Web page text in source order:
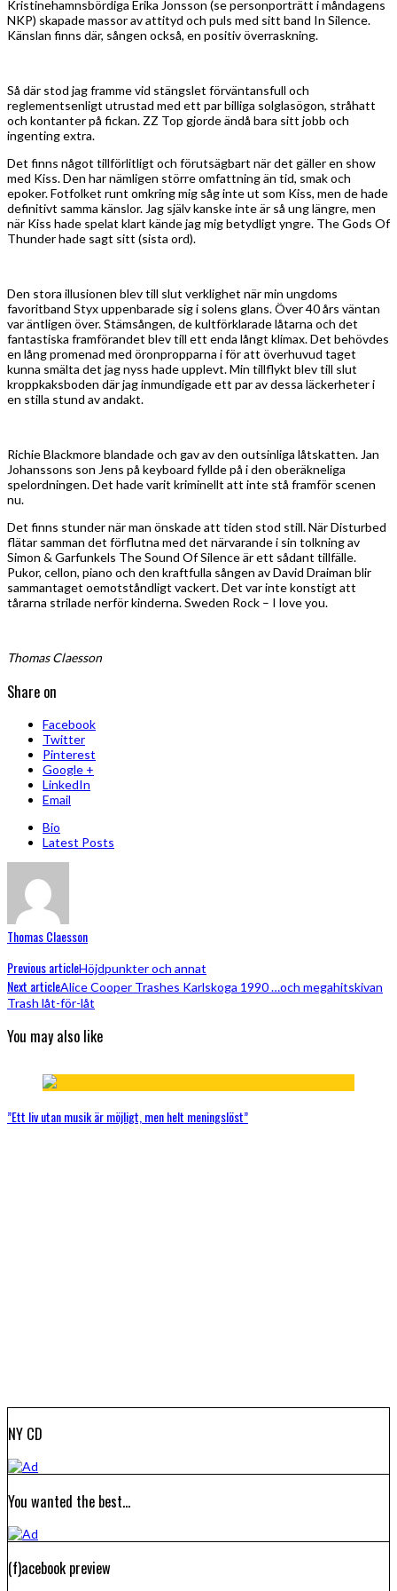
Kristinehamnsbördiga Erika Jonsson (se personporträtt i måndagens
NKP) skapade massor av attityd och puls med sitt band In Silence.
Känslan finns där, sången också, en positiv överraskning.
Så där stod jag framme vid stängslet förväntansfull och
reglementsenligt utrustad med ett par billiga solglasögon, stråhatt
och kontanter på fickan. ZZ Top gjorde ändå bara sitt jobb och
ingenting extra.
Det finns något tillförlitligt och förutsägbart när det gäller en show
med Kiss. Den har nämligen större omfattning än tid, smak och
epoker. Fotfolket runt omkring mig såg inte ut som Kiss, men de hade
definitivt samma känslor. Jag själv kanske inte är så ung längre, men
när Kiss hade spelat klart kände jag mig betydligt yngre. The Gods Of
Thunder hade sagt sitt (sista ord).
Den stora illusionen blev till slut verklighet när min ungdoms
favoritband Styx uppenbarade sig i solens glans. Över 40 års väntan
var äntligen över. Stämsången, de kultförklarade låtarna och det
fantastiska framförandet blev till ett enda långt klimax. Det behövdes
en lång promenad med öronpropparna i för att överhuvud taget
kunna smälta det jag nyss hade upplevt. Min tillflykt blev till slut
kroppkaksboden där jag inmundigade ett par av dessa läckerheter i
en stilla stund av andakt.
Richie Blackmore blandade och gav av den outsinliga låtskatten. Jan
Johanssons son Jens på keyboard fyllde på i den oberäkneliga
spelordningen. Det hade varit kriminellt att inte stå framför scenen
nu.
Det finns stunder när man önskade att tiden stod still. När Disturbed
flätar samman det förflutna med det närvarande i sin tolkning av
Simon & Garfunkels The Sound Of Silence är ett sådant tillfälle.
Pukor, cellon, piano och den kraftfulla sången av David Draiman blir
sammantaget oemotståndligt vackert. Det var inte konstigt att
tårarna strilade nerför kinderna. Sweden Rock – I love you.
Thomas Claesson
Share on
Facebook
Twitter
Pinterest
Google +
LinkedIn
Email
Bio
Latest Posts
Thomas Claesson
Previous articleHöjdpunkter och annat
Next articleAlice Cooper Trashes Karlskoga 1990 …och megahitskivan
Trash låt-för-låt
You may also like
”Ett liv utan musik är möjligt, men helt meningslöst”
SWEDEN ROCK FESTIVAL 2023: BONUSMATERIAL
NY CD
You wanted the best…
(f)acebook preview